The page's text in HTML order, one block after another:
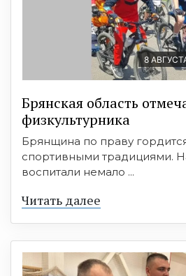
8
Брянская область
физкультурника
Брянщина по праву
спортивными традициями.
воспитали немало ...
Читать далее